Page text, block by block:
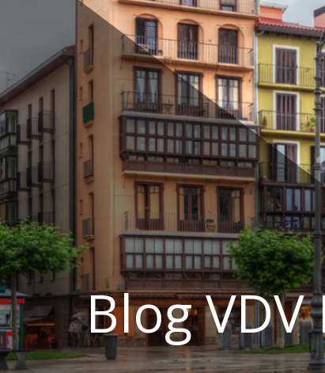
Blog